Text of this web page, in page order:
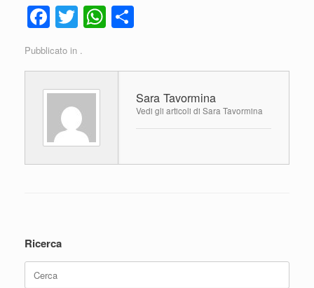
F
a
c
e
b
o
o
k
T
wi
tt
er
W
h
vi
di
Pubblicato in .
Sara Tavormina
Vedi gli articoli di Sara Tavormina
Ricerca
Ricerca
per: